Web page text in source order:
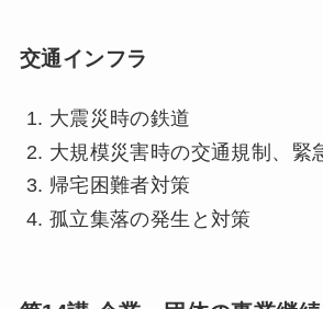
交通インフラ
大震災時の鉄道
大規模災害時の交通規制、緊
帰宅困難者対策
孤立集落の発生と対策